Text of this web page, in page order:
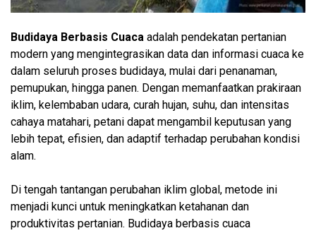
Budidaya Berbasis Cuaca adalah pendekatan pertanian
modern yang mengintegrasikan data dan informasi cuaca ke
dalam seluruh proses budidaya, mulai dari penanaman,
pemupukan, hingga panen. Dengan memanfaatkan prakiraan
iklim, kelembaban udara, curah hujan, suhu, dan intensitas
cahaya matahari, petani dapat mengambil keputusan yang
lebih tepat, efisien, dan adaptif terhadap perubahan kondisi
alam.
Di tengah tantangan perubahan iklim global, metode ini
menjadi kunci untuk meningkatkan ketahanan dan
produktivitas pertanian. Budidaya berbasis cuaca